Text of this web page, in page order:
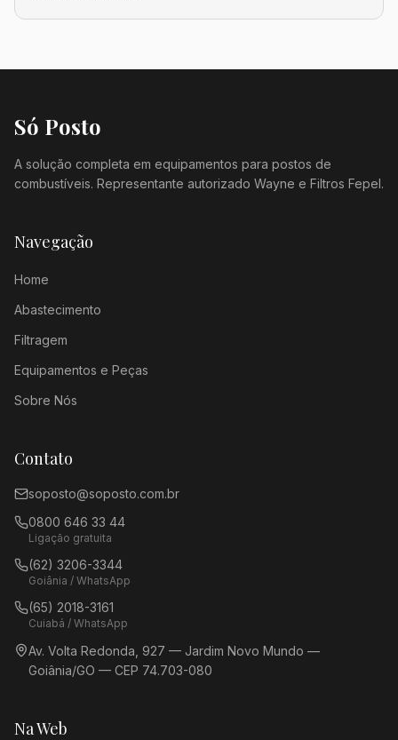
Só Posto
A solução completa em equipamentos para postos de
combustíveis. Representante autorizado Wayne e Filtros Fepel.
Navegação
Home
Abastecimento
Filtragem
Equipamentos e Peças
Sobre Nós
Contato
soposto@soposto.com.br
0800 646 33 44
Ligação gratuita
(62) 3206-3344
Goiânia / WhatsApp
(65) 2018-3161
Cuiabá / WhatsApp
Av. Volta Redonda, 927 — Jardim Novo Mundo —
Goiânia/GO — CEP 74.703-080
Na Web